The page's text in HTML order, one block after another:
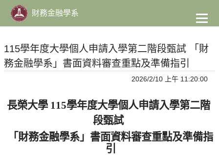
主
要
容
財務金融學系
115學年度大學個人申請入學第二階段甄試 「財
務金融學系」書面資料審查重點及準備指引
2026/2/10 上午 11:20:00
長榮大學 115學年度大學個人申請入學第二階
段甄試
「財務金融學系」書面資料審查重點及準備指
引